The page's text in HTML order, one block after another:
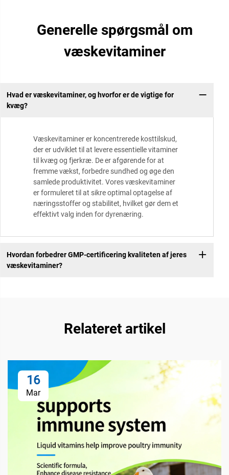
Generelle spørgsmål om
væskevitaminer
Hvad er væskevitaminer, og hvorfor er de vigtige for
kvæg?
Væskevitaminer er koncentrerede kosttilskud,
der er udviklet til at levere essentielle vitaminer
til kvæg og fjerkræ. De er afgørende for at
fremme vækst, forbedre sundhed og øge den
samlede produktivitet. Vores væskevitaminer
er formuleret til at sikre optimal optagelse af
næringsstoffer og stabilitet, hvilket gør dem et
effektivt valg inden for dyrenæring.
Hvordan forbedrer GMP-certificering kvaliteten af jeres
væskevitaminer?
Relateret artikel
16
Mar